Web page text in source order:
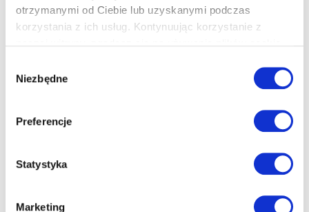
otrzymanymi od Ciebie lub uzyskanymi podczas
korzystania z ich usług. Kontynuując korzystanie z
zgody
Niezbędne
Preferencje
Statystyka
Marketing